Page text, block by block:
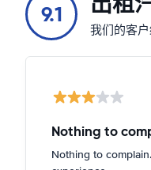
9.1
我们的客
Nothing to
Nothing to